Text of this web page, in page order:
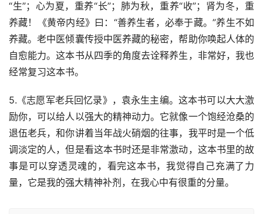
“生”；心为夏，重养“长”；肺为秋，重养“收”；肾为冬，重
养藏！《黄帝内经》曰：“善养生者，必奉于藏。”养生不如
养藏。老中医倾囊传授中医养藏的秘密，帮助你唤起人体的
自愈能力。这本书从四季的角度去诠释养生，非常好，我也
经常复习这本书。
5.《志愿军老兵回忆录》，袁永生主编。这本书可以大大激
励你，可以给人以强大的精神动力。它就像一个饱经沧桑的
退伍老兵，和你讲着当年战火硝烟的往事，我平时是一个低
调淡定的人，但是看这本书时还是非常激动，这本书里的故
事是可以穿透灵魂的，看完这本书，我觉得自己充满了力
量，它是我的强大精神补剂，在我心中有很重的分量。